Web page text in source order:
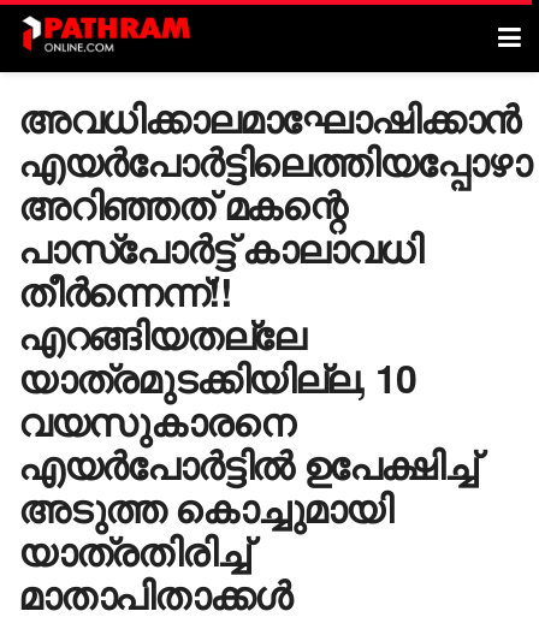
അവധിക്കാലമാഘോഷിക്കാൻ
എയർപോർട്ടിലെത്തിയപ്പോഴാ
അറിഞ്ഞത് മകന്റെ
പാസ്പോർട്ട് കാലാവധി
തീർന്നെന്ന്!!
എറങ്ങിയതല്ലേ
യാത്രമുടക്കിയില്ല, 10
വയസുകാരനെ
എയർപോർട്ടിൽ ഉപേക്ഷിച്ച്
അടുത്ത കൊച്ചുമായി
യാത്രതിരിച്ച്
മാതാപിതാക്കൾ